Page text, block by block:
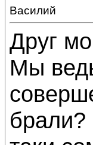
Василий
Друг
Мы